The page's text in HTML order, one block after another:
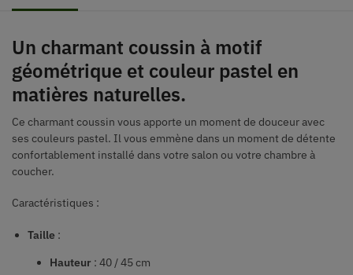
Un charmant coussin à motif
géométrique et couleur pastel en
matières naturelles.
Ce charmant coussin vous apporte un moment de douceur avec
ses couleurs pastel. Il vous emmène dans un moment de détente
confortablement installé dans votre salon ou votre chambre à
coucher.
Caractéristiques :
Taille :
Hauteur : 40 / 45 cm